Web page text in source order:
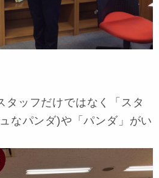
タッフだけではなく「スタ
なパンダ)や「パンダ」がい